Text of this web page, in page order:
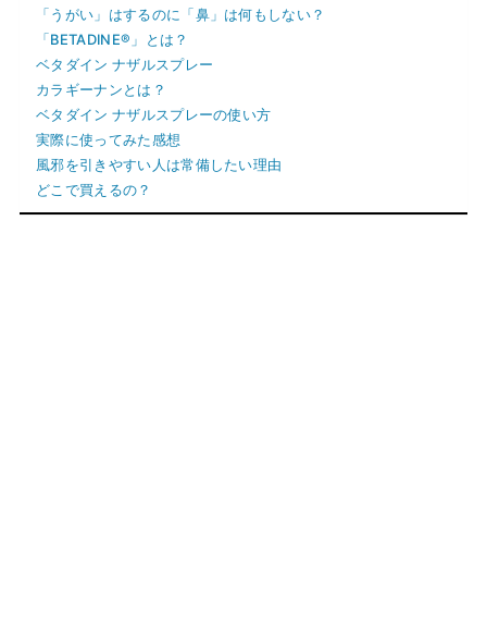
「うがい」はするのに「鼻」は何もしない？
「BETADINE®︎」とは？
ベタダイン ナザルスプレー
カラギーナンとは？
ベタダイン ナザルスプレーの使い方
実際に使ってみた感想
風邪を引きやすい人は常備したい理由
どこで買えるの？